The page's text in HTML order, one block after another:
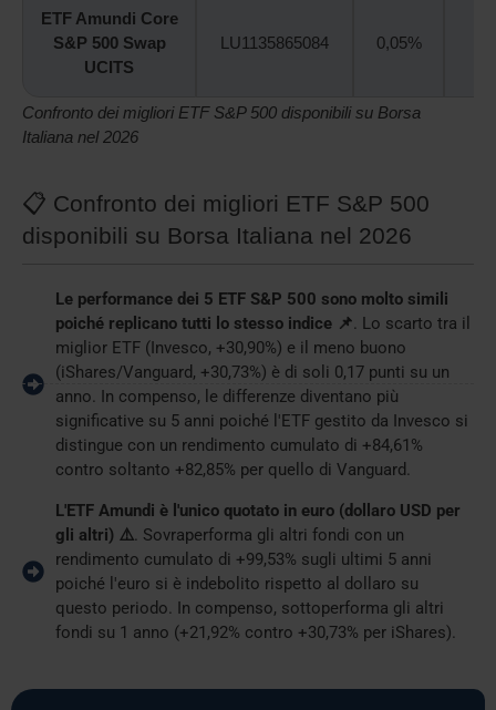
ETF Amundi Core
S&P 500 Swap
UCITS
LU1135865084 0,05%
Confronto dei migliori ETF S&P 500 disponibili su Borsa
Italiana nel 2026
📋 Confronto dei migliori ETF S&P 500
disponibili su Borsa Italiana nel 2026
Le performance dei 5 ETF S&P 500 sono molto simili
poiché replicano tutti lo stesso indice 📌. Lo scarto tra il
miglior ETF (Invesco, +30,90%) e il meno buono
(iShares/Vanguard, +30,73%) è di soli 0,17 punti su un
anno. In compenso, le differenze diventano più
significative su 5 anni poiché l'ETF gestito da Invesco si
distingue con un rendimento cumulato di +84,61%
contro soltanto +82,85% per quello di Vanguard.
L'ETF Amundi è l'unico quotato in euro (dollaro USD per
gli altri) ⚠️. Sovraperforma gli altri fondi con un
rendimento cumulato di +99,53% sugli ultimi 5 anni
poiché l'euro si è indebolito rispetto al dollaro su
questo periodo. In compenso, sottoperforma gli altri
fondi su 1 anno (+21,92% contro +30,73% per iShares).